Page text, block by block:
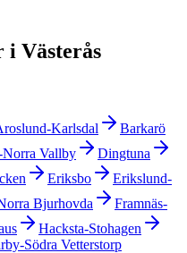
Västerås
Karlsdal
Barkarö
Norra Vallby
Dingtuna
Eriksbo
Erikslund-
Bjurhovda
Framnäs-
Hacksta-Stohagen
Södra Vetterstorp